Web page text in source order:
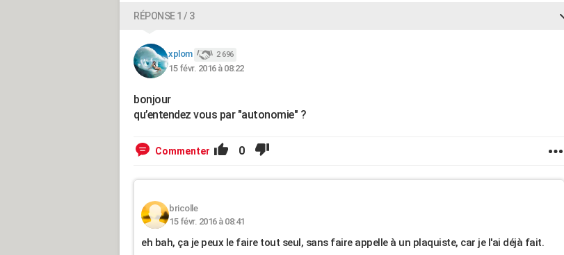
RÉPONSE 1 / 3
xplom 2 696
15 févr. 2016 à 08:22
bonjour
qu’entendez vous par "autonomie" ?
Commenter 0
bricolle
15 févr. 2016 à 08:41
eh bah, ça je peux le faire tout seul, sans faire appelle à un plaquiste, car je l'ai déjà fait.